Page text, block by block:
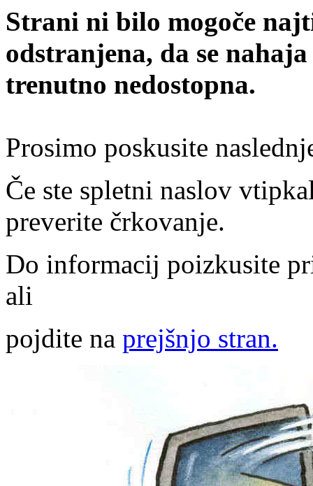
Strani ni bilo mogoče
odstranjena, da se
trenutno nedostopna.
Prosimo poskusite
Če ste spletni naslov
preverite črkovanje.
Do informacij poizkusite
ali
pojdite na prejšnjo stran.